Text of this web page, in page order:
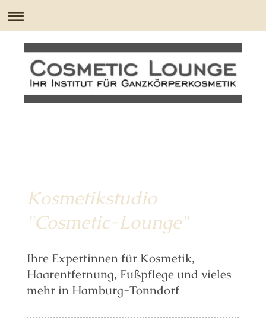
Kosmetikstudio
"Cosmetic-Lounge"
Ihre Expertinnen für Kosmetik,
Haarentfernung, Fußpflege und vieles
mehr in Hamburg-Tonndorf